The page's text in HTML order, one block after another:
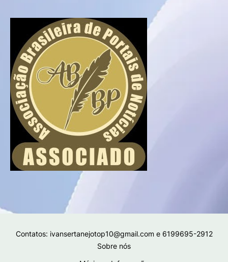
Contatos: ivansertanejotop10@gmail.com e 6199695-2912
Sobre nós